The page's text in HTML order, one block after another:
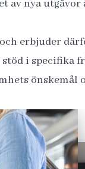
av nya utgåvor
erbjuder
i specifika
önskemål